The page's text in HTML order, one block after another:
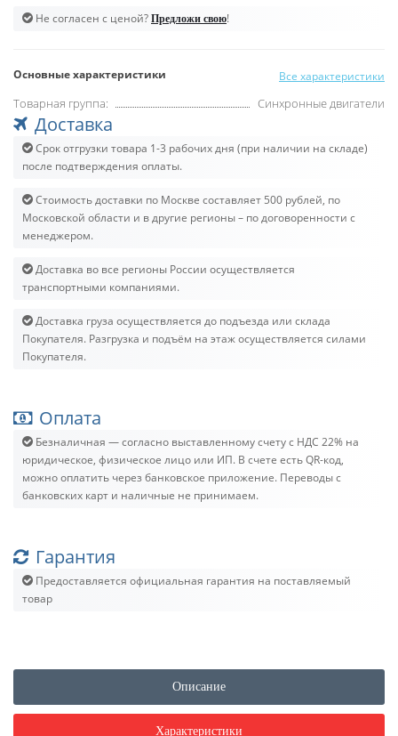
Не согласен с ценой? Предложи свою!
Основные характеристики Все характеристики
Товарная группа: Синхронные двигатели
Доставка
Срок отгрузки товара 1-3 рабочих дня (при наличии на складе)
после подтверждения оплаты.
Стоимость доставки по Москве составляет 500 рублей, по
Московской области и в другие регионы – по договоренности с
менеджером.
Доставка во все регионы России осуществляется
транспортными компаниями.
Доставка груза осуществляется до подъезда или склада
Покупателя. Разгрузка и подъём на этаж осуществляется силами
Покупателя.
Оплата
Безналичная — согласно выставленному счету c НДС 22% на
юридическое, физическое лицо или ИП. В счете есть QR-код,
можно оплатить через банковское приложение. Переводы с
банковских карт и наличные не принимаем.
Гарантия
Предоставляется официальная гарантия на поставляемый
товар
Описание
Характеристики